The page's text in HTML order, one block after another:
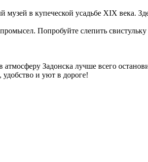
в купеческой усадьбе XIX века.
Попробуйте слепить
атмосферу Задонска лучше всего
удобство и уют в дороге!